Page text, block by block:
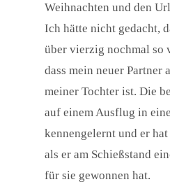
Weihnachten und den
Ich hätte nicht gedacht,
über vierzig nochmal so
dass mein neuer Partner
meiner Tochter ist. Die
auf einem Ausflug in
kennengelernt und er
als er am Schießstand
für sie gewonnen hat.